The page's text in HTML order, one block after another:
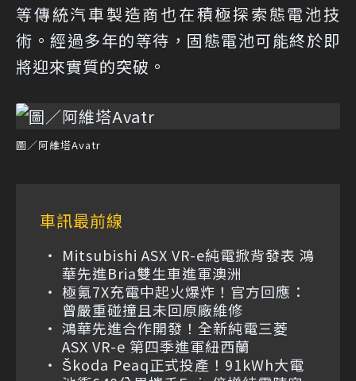
等傳統汽車製造商也在積極探索態電池技
術。經過多年的等待，固態電池可能終於即
將迎來實質的突破。
圖／阿維塔Avatr
車訊最前線
Mitsubishi ASX VR-e純電掀背發表 鴻
華先進Bria雙生車進軍澳洲
極氪7X充電中起火爆炸！官方回應：
曾嚴重碰撞且未回原廠維修
鴻華先進合作開發！全新純電三菱
ASX VR-e 第四季進軍紐西蘭
Škoda Peaq正式投產！91kWh大電